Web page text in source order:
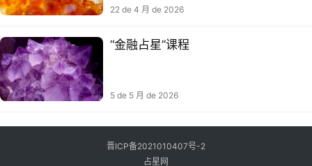
22 de 4 月 de 2026
“金融占星”课程
5 de 5 月 de 2026
晋ICP备2021010407号-2
占星网